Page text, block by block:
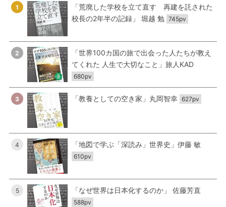
1
「荒廃した学校を立て直す 再建を託された
校長の2年半の記録」 堀越 勉 745pv
2
「世界100カ国の旅で出会った人たちが教え
てくれた 人生で大切なこと」旅人KAD
680pv
3 「教養としての空き家」丸岡智幸 627pv
4 「地図で学ぶ「深読み」世界史」伊藤 敏
610pv
5 「なぜ世界は日本化するのか」 佐藤芳直
588pv